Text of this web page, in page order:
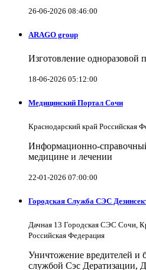
26-06-2026 08:46:00
ARAGO group
Изготовление одноразовой
18-06-2026 05:12:00
Медицинский Портал Сочи
Краснодарский край Российская
Информационно-
медицине и лечении
22-01-2026 07:00:00
Городская Служба СЭС
Дачная 13 Городская СЭС Сочи,
Российская Федерация
Уничтожение вредителей и
службой Сэс Дератизации,